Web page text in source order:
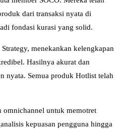
dari transaksi nyata di
fondasi kurasi yang solid.
menekankan kelengkapan
Hasilnya akurat dan
nyata. Semua produk Hotlist telah
omnichannel untuk memotret
kepuasan pengguna hingga